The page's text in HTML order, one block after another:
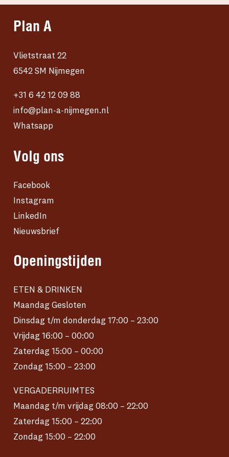
Plan A
Vlietstraat 22
6542 SM Nijmegen
+31 6 42 12 09 88
info@plan-a-nijmegen.nl
Whatsapp
Volg ons
Facebook
Instagram
LinkedIn
Nieuwsbrief
Openingstijden
ETEN & DRINKEN
Maandag Gesloten
Dinsdag t/m donderdag 17:00 – 23:00
Vrijdag 16:00 – 00:00
Zaterdag 15:00 – 00:00
Zondag 15:00 – 23:00
VERGADERRUIMTES
Maandag t/m vrijdag 08:00 – 22:00
Zaterdag 15:00 – 22:00
Zondag 15:00 – 22:00